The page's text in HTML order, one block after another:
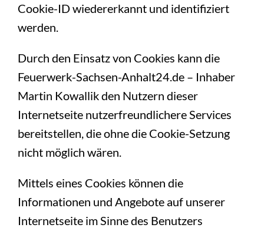
Cookie-ID wiedererkannt und identifiziert
werden.
Durch den Einsatz von Cookies kann die
Feuerwerk-Sachsen-Anhalt24.de – Inhaber
Martin Kowallik den Nutzern dieser
Internetseite nutzerfreundlichere Services
bereitstellen, die ohne die Cookie-Setzung
nicht möglich wären.
Mittels eines Cookies können die
Informationen und Angebote auf unserer
Internetseite im Sinne des Benutzers